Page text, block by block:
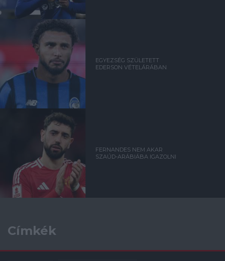
EGYEZSÉG SZÜLETETT
EDERSON VÉTELÁRÁBAN
FERNANDES NEM AKAR
SZAÚD-ARÁBIÁBA IGAZOLNI
Címkék